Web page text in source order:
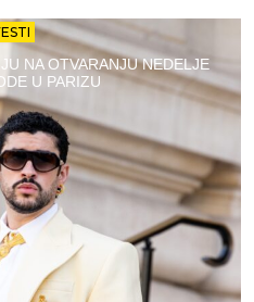
NA OTVARANJU NEDELJE
U PARIZU